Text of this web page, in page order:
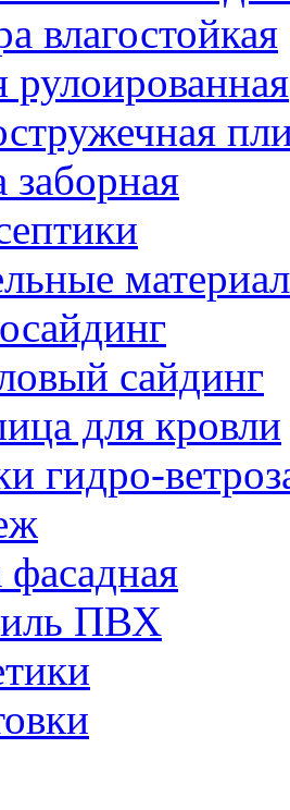
влагостойкая
рулоированная
заборная
сайдинг
для кровли
гидро-
фасадная
ПВХ